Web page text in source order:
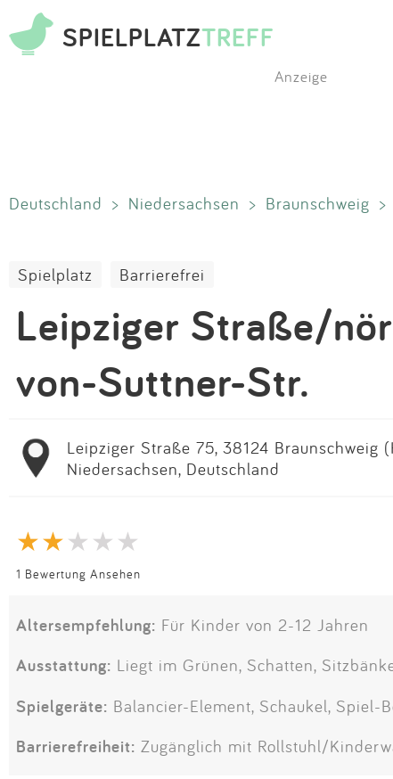
SPIELPLATZTREFF
Anzeige
Deutschland > Niedersachsen > Braunschweig >
Spielplatz Barrierefrei
Leipziger Straße/
von-Suttner-Str.
Leipziger Straße 75, 38124 Braunschweig
Niedersachsen, Deutschland
1 Bewertung Ansehen
Altersempfehlung: Für Kinder von 2-12 Jahren
Ausstattung: Liegt im Grünen, Schatten,
Spielgeräte: Balancier-Element, Schaukel, Spiel-
Barrierefreiheit: Zugänglich mit Rollstuhl/